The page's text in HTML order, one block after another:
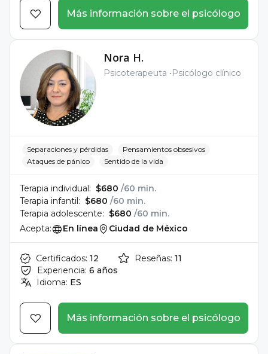
Más información sobre el psicólogo
Nora H.
Psicoterapeuta Psicólogo clínico
Separaciones y pérdidas
Pensamientos obsesivos
Ataques de pánico
Sentido de la vida
Terapia individual: $680 /60 min.
Terapia infantil: $680 /60 min.
Terapia adolescente: $680 /60 min.
Acepta:
En línea Ciudad de México
Certificados: 12
Experiencia: 6 años
Idioma: ES
Reseñas: 11
Más información sobre el psicólogo